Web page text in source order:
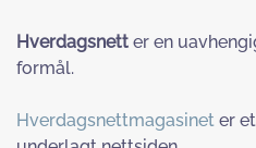
Hverdagsnett er en
formål.
Hverdagsnettmagasinet er